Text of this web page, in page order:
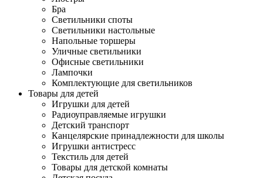
Бра
Светильники споты
Светильники настольные
Напольные торшеры
Уличные светильники
Офисные светильники
Лампочки
Комплектующие для светильников
Товары для детей
Игрушки для детей
Радиоуправляемые игрушки
Детский транспорт
Канцелярские принадлежности для школы
Игрушки антистресс
Текстиль для детей
Товары для детской комнаты